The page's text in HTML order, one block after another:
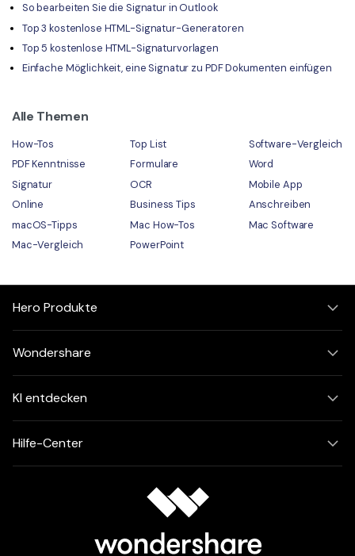
So bearbeiten Sie die Signatur in Outlook
Top 3 kostenlose HTML-Signatur-Generatoren
Top 5 kostenlose HTML-Signaturvorlagen
Einfache Möglichkeit, eine Signatur zu PDF Dokumenten einfügen
Alle Themen
How-Tos Top List
Software-Vergleich
PDF Kenntnisse
Formulare
Word
Signatur
OCR
Mobile App
Online
Business Tips
Anschreiben
macOS-Tipps
Mac How-Tos
Mac Software
Mac-Vergleich
PowerPoint
Hero Produkte
Wondershare
KI entdecken
Hilfe-Center